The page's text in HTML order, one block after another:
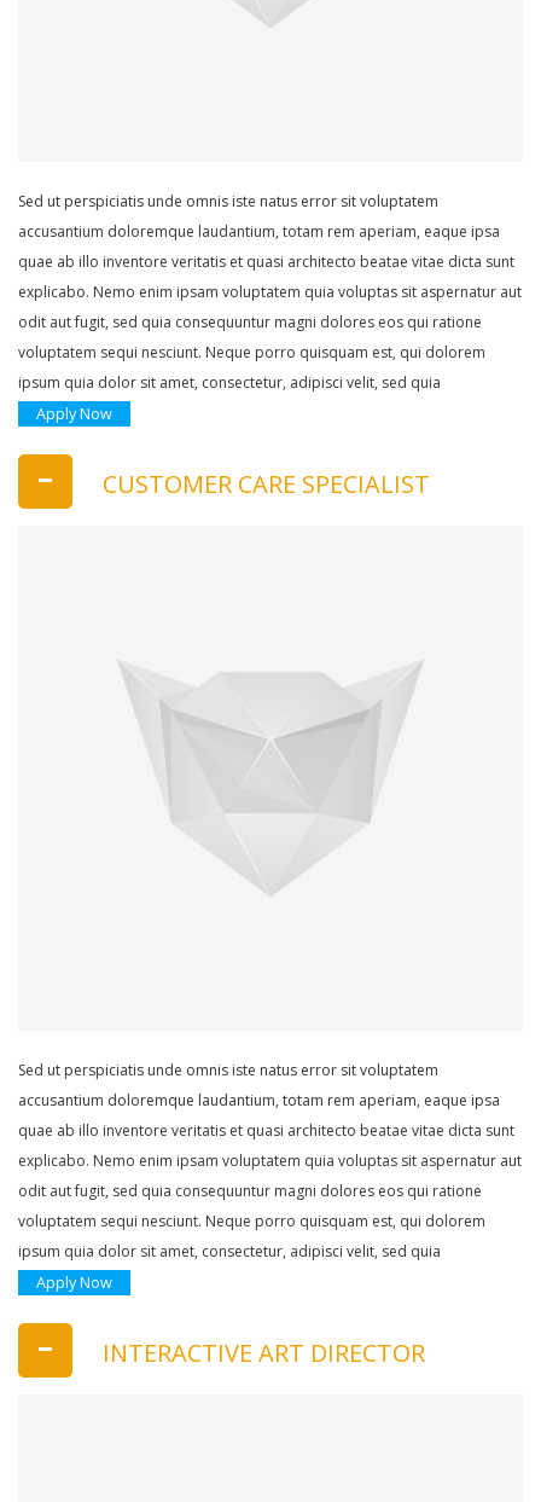
Sed ut perspiciatis unde omnis iste natus error sit voluptatem
accusantium doloremque laudantium, totam rem aperiam, eaque ipsa
quae ab illo inventore veritatis et quasi architecto beatae vitae dicta sunt
explicabo. Nemo enim ipsam voluptatem quia voluptas sit aspernatur aut
odit aut fugit, sed quia consequuntur magni dolores eos qui ratione
voluptatem sequi nesciunt. Neque porro quisquam est, qui dolorem
ipsum quia dolor sit amet, consectetur, adipisci velit, sed quia
Apply Now
CUSTOMER CARE SPECIALIST
Sed ut perspiciatis unde omnis iste natus error sit voluptatem
accusantium doloremque laudantium, totam rem aperiam, eaque ipsa
quae ab illo inventore veritatis et quasi architecto beatae vitae dicta sunt
explicabo. Nemo enim ipsam voluptatem quia voluptas sit aspernatur aut
odit aut fugit, sed quia consequuntur magni dolores eos qui ratione
voluptatem sequi nesciunt. Neque porro quisquam est, qui dolorem
ipsum quia dolor sit amet, consectetur, adipisci velit, sed quia
Apply Now
INTERACTIVE ART DIRECTOR